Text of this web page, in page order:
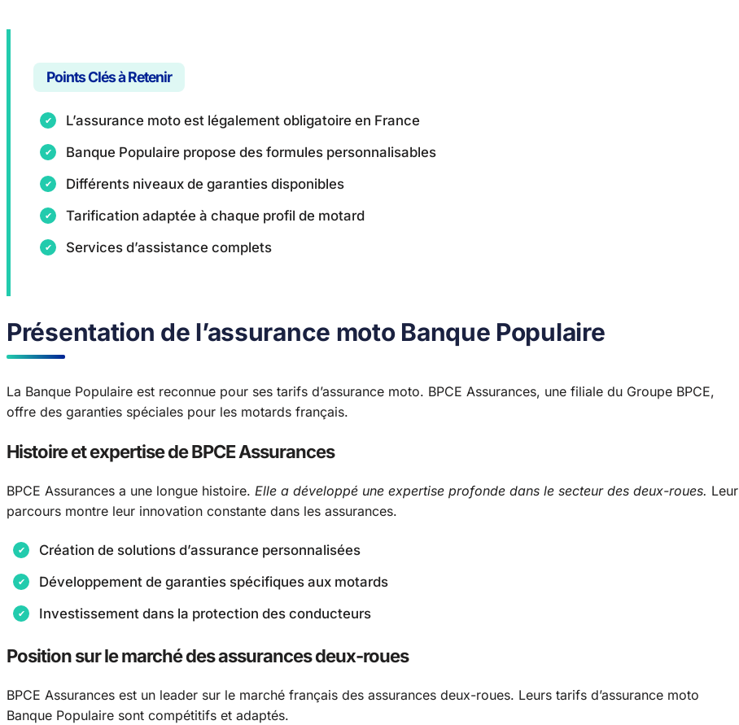
Points Clés à Retenir
L’assurance moto est légalement obligatoire en France
Banque Populaire propose des formules personnalisables
Différents niveaux de garanties disponibles
Tarification adaptée à chaque profil de motard
Services d’assistance complets
Présentation de l’assurance moto Banque Populaire
La Banque Populaire est reconnue pour ses tarifs d’assurance moto. BPCE Assurances, une filiale du Groupe BPCE,
offre des garanties spéciales pour les motards français.
Histoire et expertise de BPCE Assurances
BPCE Assurances a une longue histoire. Elle a développé une expertise profonde dans le secteur des deux-roues. Leur
parcours montre leur innovation constante dans les assurances.
Création de solutions d’assurance personnalisées
Développement de garanties spécifiques aux motards
Investissement dans la protection des conducteurs
Position sur le marché des assurances deux-roues
BPCE Assurances est un leader sur le marché français des assurances deux-roues. Leurs tarifs d’assurance moto
Banque Populaire sont compétitifs et adaptés.